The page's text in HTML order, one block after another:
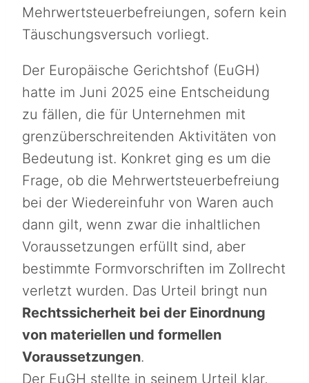
Mehrwertsteuerbefreiungen, sofern kein
Täuschungsversuch vorliegt.
Der Europäische Gerichtshof (EuGH)
hatte im Juni 2025 eine Entscheidung
zu fällen, die für Unternehmen mit
grenzüberschreitenden Aktivitäten von
Bedeutung ist. Konkret ging es um die
Frage, ob die Mehrwertsteuerbefreiung
bei der Wiedereinfuhr von Waren auch
dann gilt, wenn zwar die inhaltlichen
Voraussetzungen erfüllt sind, aber
bestimmte Formvorschriften im Zollrecht
verletzt wurden. Das Urteil bringt nun
Rechtssicherheit bei der Einordnung
von materiellen und formellen
Voraussetzungen.
Der EuGH stellte in seinem Urteil klar,